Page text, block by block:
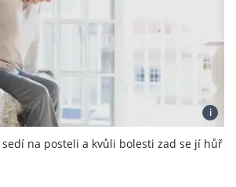
i
na posteli a kvůli bolesti zad se jí hůř